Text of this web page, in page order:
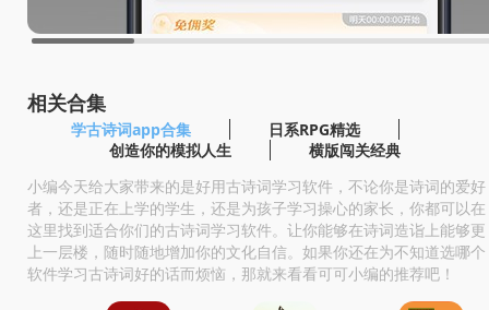
相关合集
学古诗词app合集
日系RPG精选
创造你的模拟人生
横版闯关经典
小编今天给大家带来的是好用古诗词学习软件，不论你是诗词的爱好
者，还是正在上学的学生，还是为孩子学习操心的家长，你都可以在
这里找到适合你们的古诗词学习软件。让你能够在诗词造诣上能够更
上一层楼，随时随地增加你的文化自信。如果你还在为不知道选哪个
软件学习古诗词好的话而烦恼，那就来看看可可小编的推荐吧！